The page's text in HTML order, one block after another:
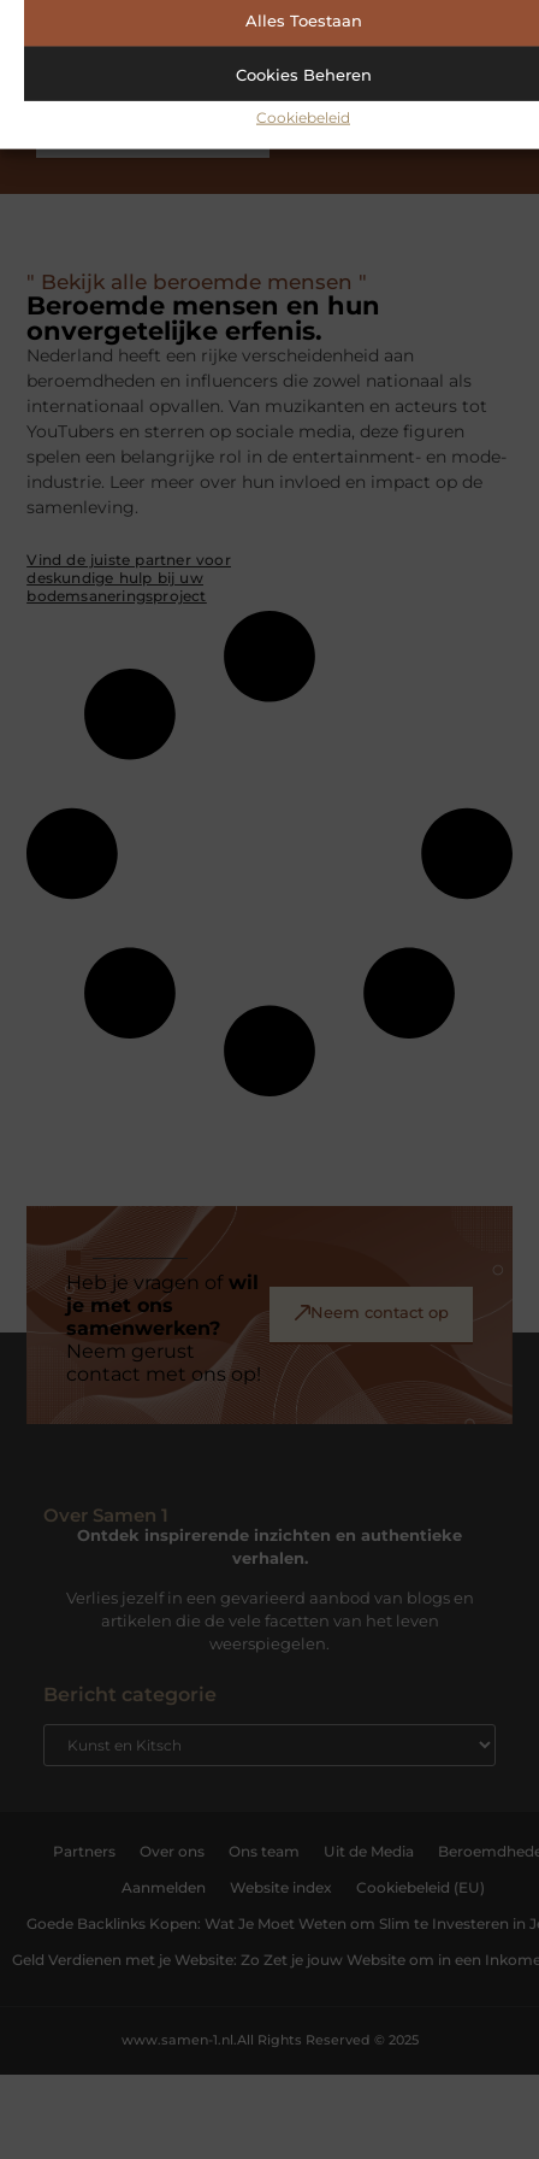
Alles Toestaan
Cookies Beheren
Cookiebeleid
bouw mee aan een levendige community. Registreer
Praat met ons
" Bekijk alle beroemde mensen "
Beroemde mensen en hun
onvergetelijke erfenis.
Nederland heeft een rijke verscheidenheid aan
beroemdheden en influencers die zowel nationaal als
internationaal opvallen. Van muzikanten en acteurs tot
YouTubers en sterren op sociale media, deze figuren
spelen een belangrijke rol in de entertainment- en mode-
industrie. Leer meer over hun invloed en impact op de
samenleving.
Vind de juiste partner voor
deskundige hulp bij uw
bodemsaneringsproject
Heb je vragen ofwil
je met ons
samenwerken?
Neem gerust
contact met ons op!
Neem contact op
Over Samen 1
Ontdek inspirerende inzichten en authentieke
verhalen.
Verlies jezelf in een gevarieerd aanbod van blogs en
artikelen die de vele facetten van het leven
weerspiegelen.
Bericht categorie
Partners Over ons Ons team Uit de Media
Aanmelden Website index Cookiebeleid (EU)
Goede Backlinks Kopen: Wat Je Moet Weten om Slim te Investeren in
Geld Verdienen met je Website: Zo Zet je jouw Website om in een
All Rights Reserved © 2025
www.samen-1.nl.